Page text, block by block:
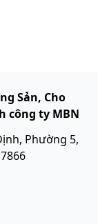
Sản, Cho
công ty MBN
Phường 5,